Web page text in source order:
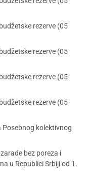
rezerve (05
rezerve (05
rezerve (05
rezerve (05
kolektivnog
bez poreza i
u Republici Srbiji od 1.